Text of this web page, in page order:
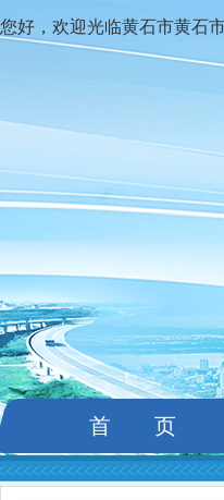
您好，欢迎光临黄石市黄石
首 页